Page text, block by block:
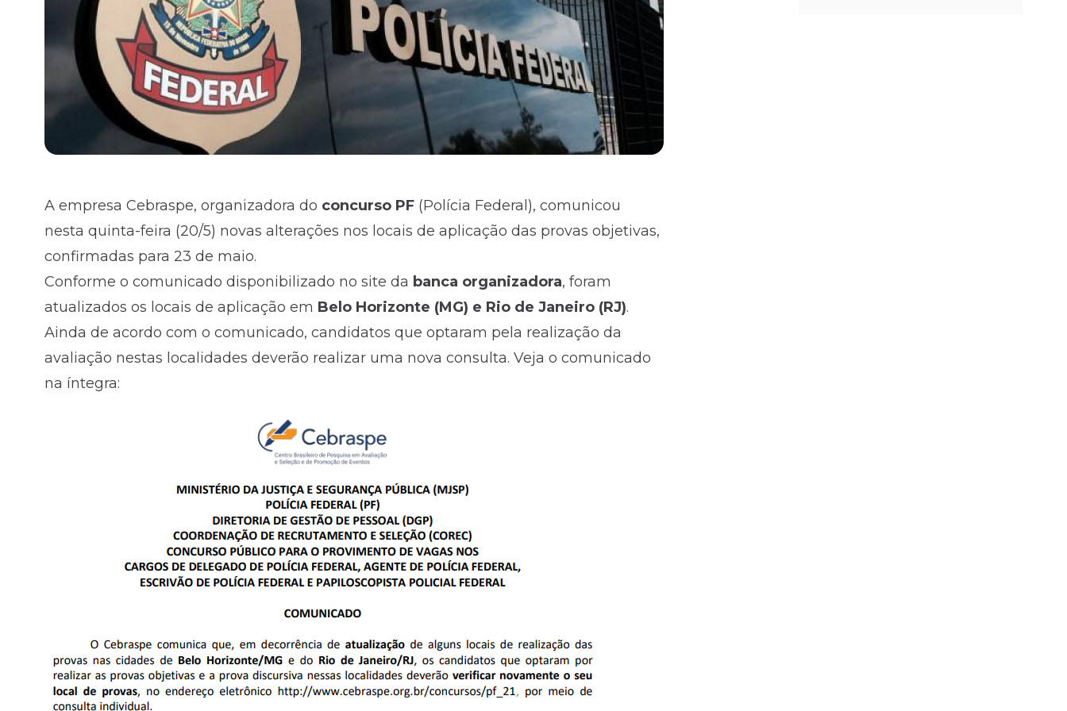
A empresa Cebraspe, organizadora do concurso PF (Polícia Federal ), comunicou
nesta quinta-feira (20/5) novas alterações nos locais de aplicação das provas objetivas,
confirmadas para 23 de maio.
Conforme o comunicado disponibilizado no site da banca organizadora, foram
atualizados os locais de aplicação em Belo Horizonte (MG) e Rio de Janeiro (RJ).
Ainda de acordo com o comunicado, candidatos que optaram pela realização da
avaliação nestas localidades deverão realizar uma nova consulta. Veja o comunicado
na íntegra: